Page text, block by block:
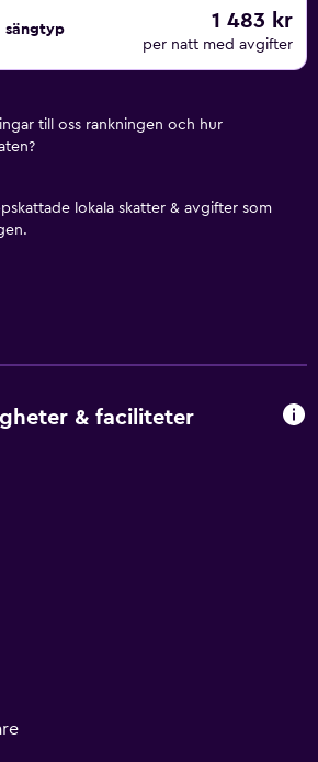
sängtyp 1 483 kr
per natt med avgifter
till oss rankningen och hur
lokala skatter & avgifter som
& faciliteter